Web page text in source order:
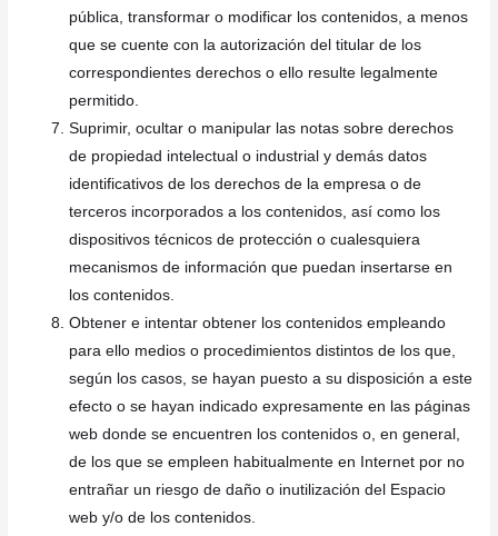
pública, transformar o modificar los contenidos, a menos
que se cuente con la autorización del titular de los
correspondientes derechos o ello resulte legalmente
permitido.
Suprimir, ocultar o manipular las notas sobre derechos
de propiedad intelectual o industrial y demás datos
identificativos de los derechos de la empresa o de
terceros incorporados a los contenidos, así como los
dispositivos técnicos de protección o cualesquiera
mecanismos de información que puedan insertarse en
los contenidos.
Obtener e intentar obtener los contenidos empleando
para ello medios o procedimientos distintos de los que,
según los casos, se hayan puesto a su disposición a este
efecto o se hayan indicado expresamente en las páginas
web donde se encuentren los contenidos o, en general,
de los que se empleen habitualmente en Internet por no
entrañar un riesgo de daño o inutilización del Espacio
web y/o de los contenidos.